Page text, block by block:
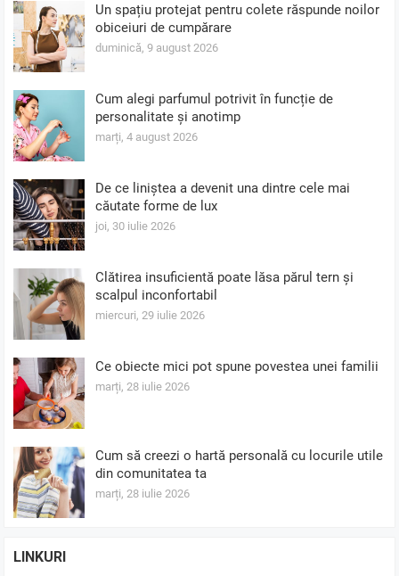
Un spațiu protejat pentru colete răspunde noilor
obiceiuri de cumpărare
duminică, 9 august 2026
Cum alegi parfumul potrivit în funcție de
personalitate și anotimp
marți, 4 august 2026
De ce liniștea a devenit una dintre cele mai
căutate forme de lux
joi, 30 iulie 2026
Clătirea insuficientă poate lăsa părul tern și
scalpul inconfortabil
miercuri, 29 iulie 2026
Ce obiecte mici pot spune povestea unei familii
marți, 28 iulie 2026
Cum să creezi o hartă personală cu locurile utile
din comunitatea ta
marți, 28 iulie 2026
LINKURI